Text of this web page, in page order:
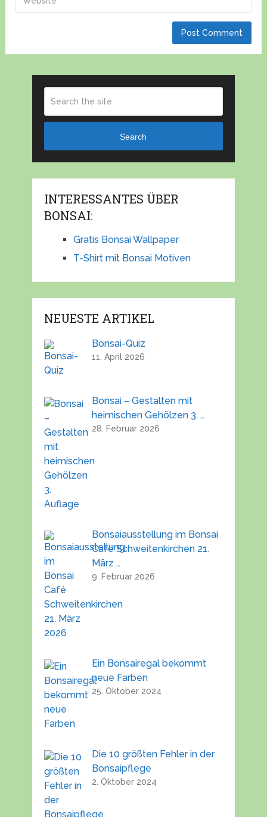
Search
INTERESSANTES ÜBER
BONSAI:
Gratis Bonsai Wallpaper
T-Shirt mit Bonsai Motiven
NEUESTE ARTIKEL
Bonsai-Quiz
11. April 2026
Bonsai – Gestalten mit
heimischen Gehölzen 3. …
28. Februar 2026
Bonsaiausstellung im Bonsai
Café Schweitenkirchen 21.
März …
9. Februar 2026
Ein Bonsairegal bekommt
neue Farben
25. Oktober 2024
Die 10 größten Fehler in der
Bonsaipflege
2. Oktober 2024